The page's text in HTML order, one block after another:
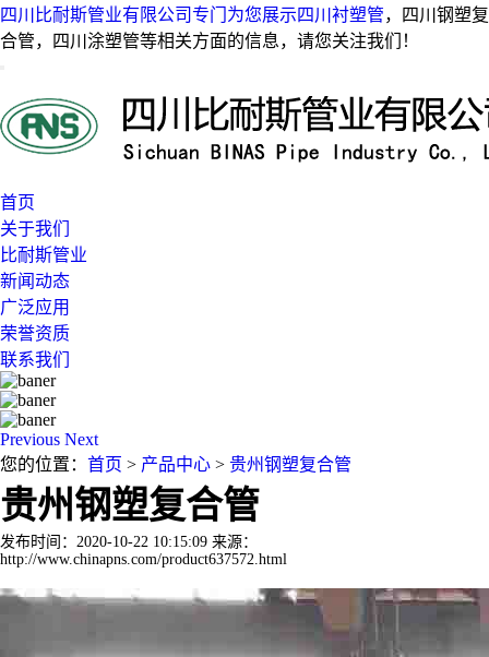
四川比耐斯管业有限公司专门为您展示四川衬塑管，四川钢塑复
合管，四川涂塑管等相关方面的信息，请您关注我们！
首页
关于我们
比耐斯管业
新闻动态
广泛应用
荣誉资质
联系我们
Previous Next
您的位置： 首页 > 产品中心 > 贵州钢塑复合管
贵州钢塑复合管
发布时间：2020-10-22 10:15:09 来源：
http://www.chinapns.com/product637572.html